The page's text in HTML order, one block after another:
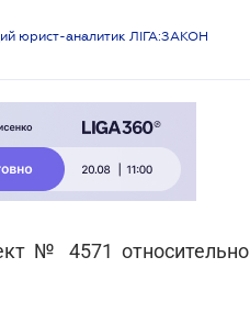
юрист-аналитик ЛІГА:ЗАКОН
№ 4571 относительно